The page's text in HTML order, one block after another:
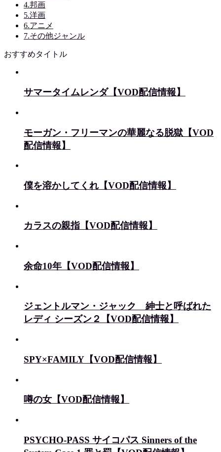
4.邦画
5.洋画
6.アニメ
7.その他ジャンル
おすすめタイトル
サマータイムレンダ【VOD配信情報】
モーガン・フリーマンの華麗なる脱獄【VOD
配信情報】
僕を溶かしてくれ【VOD配信情報】
カラスの親指【VOD配信情報】
余命10年【VOD配信情報】
ジェントルマン・ジャック 紳士と呼ばれた
レディ シーズン２【VOD配信情報】
SPY×FAMILY【VOD配信情報】
噂の女【VOD配信情報】
PSYCHO-PASS サイコパス Sinners of the